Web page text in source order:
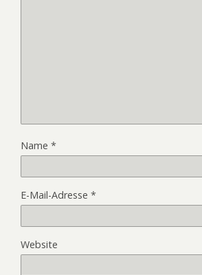
Name *
E-Mail-Adresse *
Website